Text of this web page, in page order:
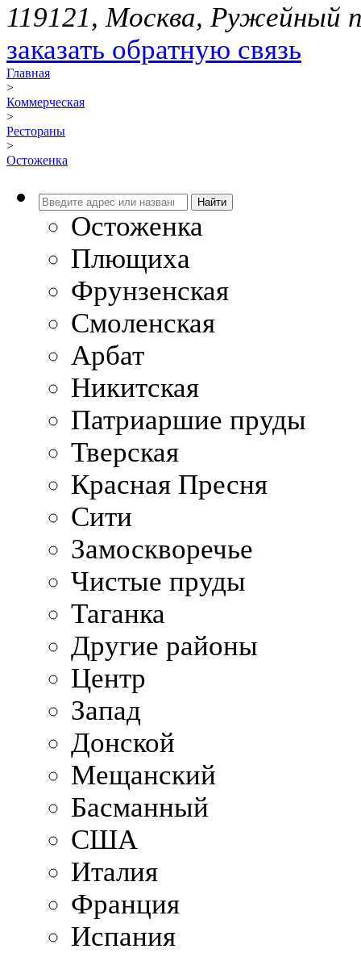
119121, Москва, Ружейный
заказать обратную связь
Главная
>
Коммерческая
>
Рестораны
>
Остоженка
Остоженка
Плющиха
Фрунзенская
Смоленская
Арбат
Никитская
Патриаршие пруды
Тверская
Красная Пресня
Сити
Замоскворечье
Чистые пруды
Таганка
Другие районы
Центр
Запад
Донской
Мещанский
Басманный
США
Италия
Франция
Испания